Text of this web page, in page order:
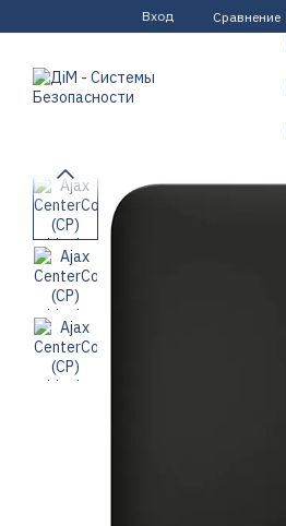
Перейти к основному контенту
Вход Сравнение